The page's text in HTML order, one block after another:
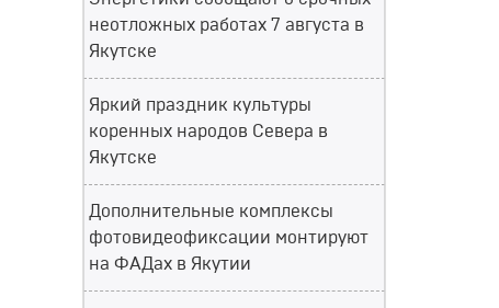
неотложных работах 7 августа в
Якутске
Яркий праздник культуры
коренных народов Севера в
Якутске
Дополнительные комплексы
фотовидеофиксации монтируют
на ФАДах в Якутии